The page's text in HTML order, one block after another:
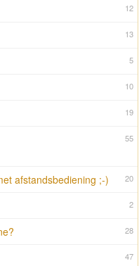
12
13
5
10
19
55
20
afstandsbediening ;-)
2
28
47